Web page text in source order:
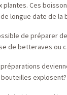
plantes. Ces
longue date de la
de préparer
de betteraves ou
explosent?